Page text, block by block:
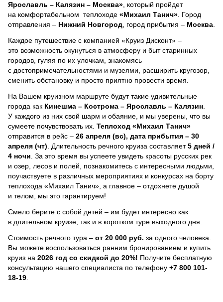
Ярославль – Калязин – Москва» , который пройдет
на комфортабельном теплоходе «Михаил Танич» . Город
отправления – Нижний Новгород , город прибытия – Москва
Каждое путешествие с компанией «Круиз Дисконт» –
это возможность окунуться в атмосферу и быт старинных
городов, гуляя по их улочкам, знакомясь
с достопримечательностями и музеями, расширить кругозор,
сменить обстановку и просто приятно провести время.
На Вашем круизном маршруте будут такие удивительные
города как Кинешма – Кострома – Ярославль – Калязин
У каждого из них свой шарм и обаяние, и мы уверены, что вы
сумеете почувствовать их. Теплоход «Михаил Танич»
отправится в рейс – 26 апреля (вс), дата прибытия – 30
апреля (чт) . Длительность речного круиза составляет5 дней /
4 ночи За это время вы успеете увидеть красоты русских рек
и озер, лесов и полей, познакомитесь с интересными людьми,
поучаствуете в различных мероприятиях и конкурсах на борту
теплохода «Михаил Танич», а главное – отдохнете душой
и телом, мы это гарантируем!
Смело берите с собой детей – им будет интересно как
в длительном круизе, так и в коротком туре выходного дня.
Стоимость речного тура – от 20 000 руб. за одного человека.
Вы можете воспользоваться ранним бронированием и купить
круиз на 2026 год со скидкой до 20%! Получите бесплатную
консультацию нашего специалиста по телефону +7 800 101-
18-19